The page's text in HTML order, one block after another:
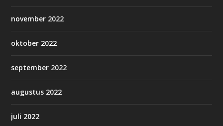
november 2022
oktober 2022
september 2022
augustus 2022
juli 2022